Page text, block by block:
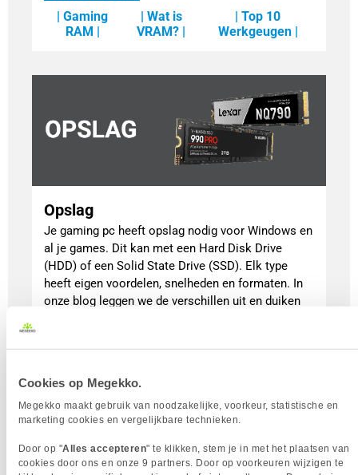
Cookies op Megekko.
Megekko maakt gebruik van noodzakelijke, voorkeur, statistische en
marketing cookies en vergelijkbare technieken.
Door op "Alles accepteren" te klikken, stem je in met het plaatsen van
cookies door ons en onze 9 partners. Door op voorkeuren wijzigen te
| Gaming
RAM |
| Wat is
VRAM? |
| Top 10
Werkgeugen |
Opslag
Je gaming pc heeft opslag nodig voor Windows en
al je games. Dit kan met een Hard Disk Drive
(HDD) of een Solid State Drive (SSD). Elk type
heeft eigen voordelen, snelheden en formaten. In
onze blog leggen we de verschillen uit en duiken
| alles over SSD's |